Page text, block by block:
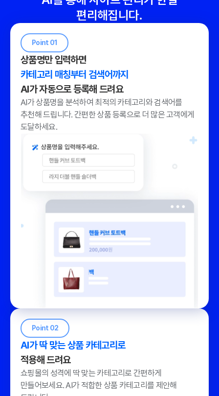
편리해집니다.
Point 01
상품명만 입력하면
카테고리 매칭부터 검색어까지
AI가 자동으로 등록해 드려요
AI가 상품명을 분석하여 최적의 카테고리와 검색어를
추천해 드립니다. 간편한 상품 등록으로 더 많은 고객에게
도달하세요.
Point 02
AI가 딱 맞는 상품 카테고리로
적용해 드려요
쇼핑몰의 성격에 딱 맞는 카테고리로 간편하게
만들어보세요.AI가 적합한 상품 카테고리를 제안해